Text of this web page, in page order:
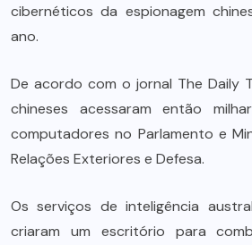
cibernéticos da espionagem
ano.
De acordo com o jornal The Daily
chineses acessaram então
computadores no Parlamento e
Relações Exteriores e Defesa.
Os serviços de inteligência
criaram um escritório para